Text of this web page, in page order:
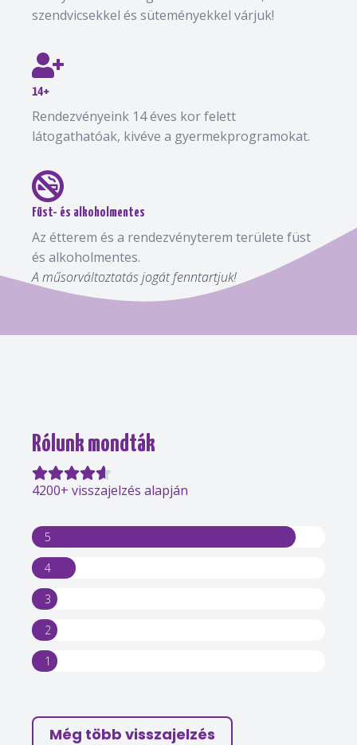
szendvicsekkel és süteményekkel várjuk!
14+
Rendezvényeink 14 éves kor felett
látogathatóak, kivéve a gyermekprogramokat.
Füst- és alkoholmentes
Az étterem és a rendezvényterem területe füst
és alkoholmentes.
A műsorváltoztatás jogát fenntartjuk!
Rólunk mondták
4200+ visszajelzés alapján
5
4
3
2
1
Még több visszajelzés